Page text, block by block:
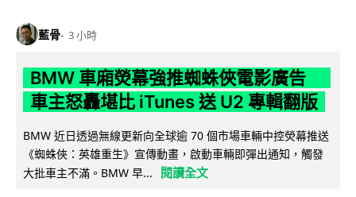
藍骨 3 小時
BMW 車廂熒幕強推蜘蛛俠電影廣告
車主怒轟堪比 iTunes 送 U2 專輯翻版
BMW 近日透過無線更新向全球逾 70 個市場車輛中控熒幕推送
《蜘蛛俠：英雄重生》宣傳動畫，啟動車輛即彈出通知，觸發
大批車主不滿。BMW 早...
閱讀全文